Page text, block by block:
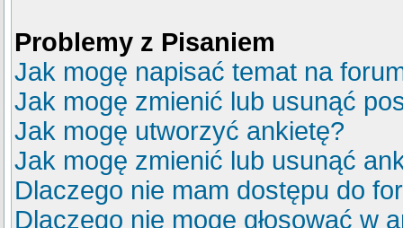
Problemy z Pisaniem
Jak mogę napisać temat na
Jak mogę zmienić lub usunąć
Jak mogę utworzyć ankietę?
Jak mogę zmienić lub usunąć
Dlaczego nie mam dostępu do
Dlaczego nie mogę głosować w